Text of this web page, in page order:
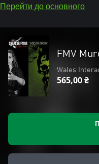
Перейти до основного
FMV
Wales
565,00 ₴